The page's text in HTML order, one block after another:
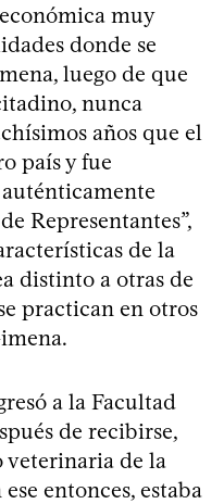
muy
donde se
luego de que
nunca
años que el
país y fue
Representantes”,
de la
distinto a otras de
practican en otros
a la Facultad
de recibirse,
veterinaria de la
entonces, estaba